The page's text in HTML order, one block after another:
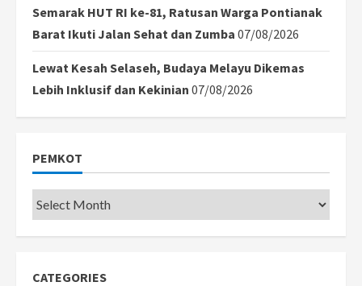
Semarak HUT RI ke-81, Ratusan Warga Pontianak
Barat Ikuti Jalan Sehat dan Zumba 07/08/2026
Lewat Kesah Selaseh, Budaya Melayu Dikemas
Lebih Inklusif dan Kekinian 07/08/2026
PEMKOT
Pemkot
CATEGORIES